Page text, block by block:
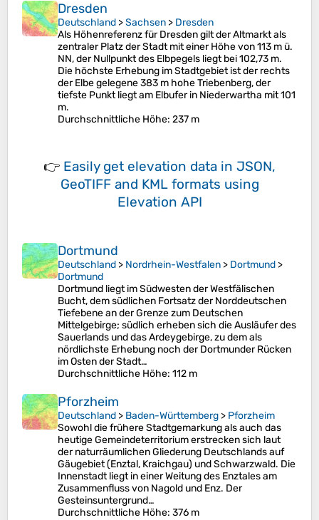
Dresden
Deutschland >Sachsen > Dresden
Als Höhenreferenz für Dresden gilt der Altmarkt als
zentraler Platz der Stadt mit einer Höhe von 113 m ü.
NN, der Nullpunkt des Elbpegels liegt bei 102,73 m.
Die höchste Erhebung im Stadtgebiet ist der rechts
der Elbe gelegene 383 m hohe Triebenberg, der
tiefste Punkt liegt am Elbufer in Niederwartha mit 101
m.
Durchschnittliche Höhe: 237 m
👉 Easily get elevation data in JSON,
GeoTIFF and KML formats using
Elevation API
Dortmund
Deutschland > Nordrhein-Westfalen > Dortmund >
Dortmund
Dortmund liegt im Südwesten der Westfälischen
Bucht, dem südlichen Fortsatz der Norddeutschen
Tiefebene an der Grenze zum Deutschen
Mittelgebirge; südlich erheben sich die Ausläufer des
Sauerlands und das Ardeygebirge, zu dem als
nördlichste Erhebung noch der Dortmunder Rücken
im Osten der Stadt…
Durchschnittliche Höhe: 112 m
Pforzheim
Deutschland > Baden-Württemberg > Pforzheim
Sowohl die frühere Stadtgemarkung als auch das
heutige Gemeindeterritorium erstrecken sich laut
der naturräumlichen Gliederung Deutschlands auf
Gäugebiet (Enztal, Kraichgau) und Schwarzwald. Die
Innenstadt liegt in einer Weitung des Enztales am
Zusammenfluss von Nagold und Enz. Der
Gesteinsuntergrund…
Durchschnittliche Höhe: 376 m